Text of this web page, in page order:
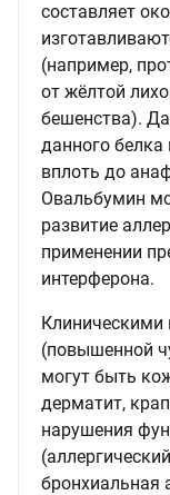
составляет
(например,
от жёлтой
бешенства).
данного
вплоть до
Овальбумин
развитие
применении
интерферона.
Клиническими
(повышенной
могут быть
дерматит,
нарушения
бронхиальная